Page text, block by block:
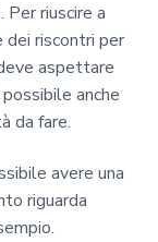
riuscire a
riscontri per
aspettare
anche
da fare.
avere una
riguarda